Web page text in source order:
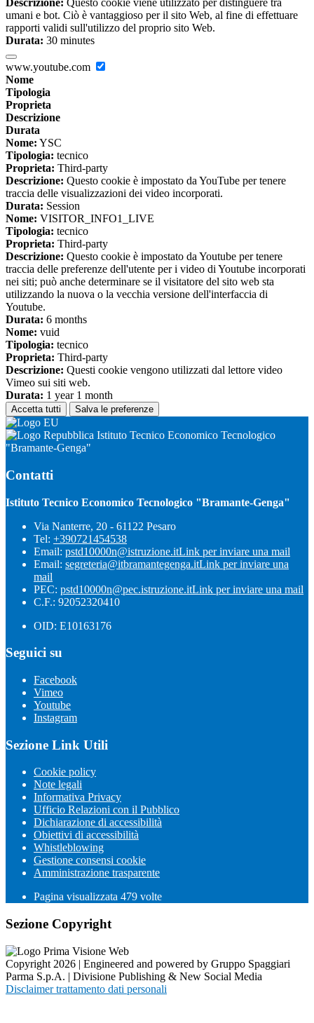
Descrizione: Questo cookie viene utilizzato per distinguere tra
umani e bot. Ciò è vantaggioso per il sito Web, al fine di effettuare
rapporti validi sull'utilizzo del proprio sito Web.
Durata: 30 minutes
www.youtube.com
Nome
Tipologia
Proprieta
Descrizione
Durata
Nome: YSC
Tipologia: tecnico
Proprieta: Third-party
Descrizione: Questo cookie è impostato da YouTube per tenere
traccia delle visualizzazioni dei video incorporati.
Durata: Session
Nome: VISITOR_INFO1_LIVE
Tipologia: tecnico
Proprieta: Third-party
Descrizione: Questo cookie è impostato da Youtube per tenere
traccia delle preferenze dell'utente per i video di Youtube incorporati
nei siti; può anche determinare se il visitatore del sito web sta
utilizzando la nuova o la vecchia versione dell'interfaccia di
Youtube.
Durata: 6 months
Nome: vuid
Tipologia: tecnico
Proprieta: Third-party
Descrizione: Questi cookie vengono utilizzati dal lettore video
Vimeo sui siti web.
Durata: 1 year 1 month
Accetta tutti Salva le preferenze
Istituto Tecnico Economico Tecnologico
"Bramante-Genga"
Contatti
Istituto Tecnico Economico Tecnologico "Bramante-Genga"
Via Nanterre, 20 - 61122 Pesaro
Tel: +390721454538
Email: pstd10000n@istruzione.itLink per inviare una mail
Email: segreteria@itbramantegenga.itLink per inviare una
mail
PEC: pstd10000n@pec.istruzione.itLink per inviare una mail
C.F.: 92052320410
OID: E10163176
Seguici su
Facebook
Vimeo
Youtube
Instagram
Sezione Link Utili
Cookie policy
Note legali
Informativa Privacy
Ufficio Relazioni con il Pubblico
Dichiarazione di accessibilità
Obiettivi di accessibilità
Whistleblowing
Gestione consensi cookie
Amministrazione trasparente
Pagina visualizzata 479 volte
Sezione Copyright
Copyright 2026 | Engineered and powered by Gruppo Spaggiari
Parma S.p.A. | Divisione Publishing & New Social Media
Disclaimer trattamento dati personali